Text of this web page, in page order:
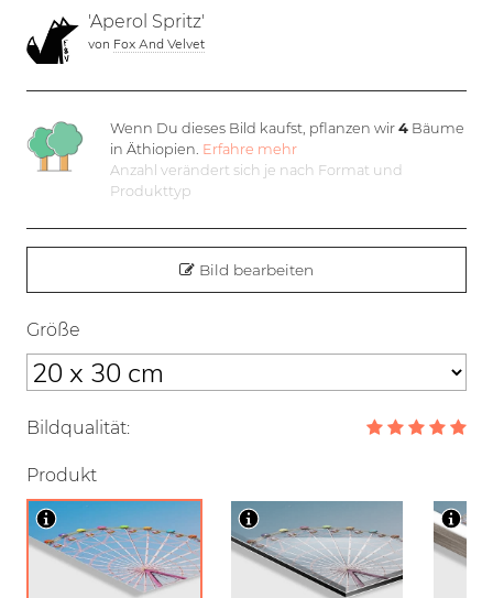
'Aperol Spritz'
von Fox And Velvet
Wenn Du dieses Bild kaufst, pflanzen wir4 Bäume
in Äthiopien. Erfahre mehr
Anzahl verändert sich je nach Format und
Produkttyp
Bild bearbeiten
Größe
Bildqualität:
Produkt